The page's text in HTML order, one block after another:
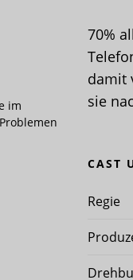
im
70%
damit
sie
CAST
Regie